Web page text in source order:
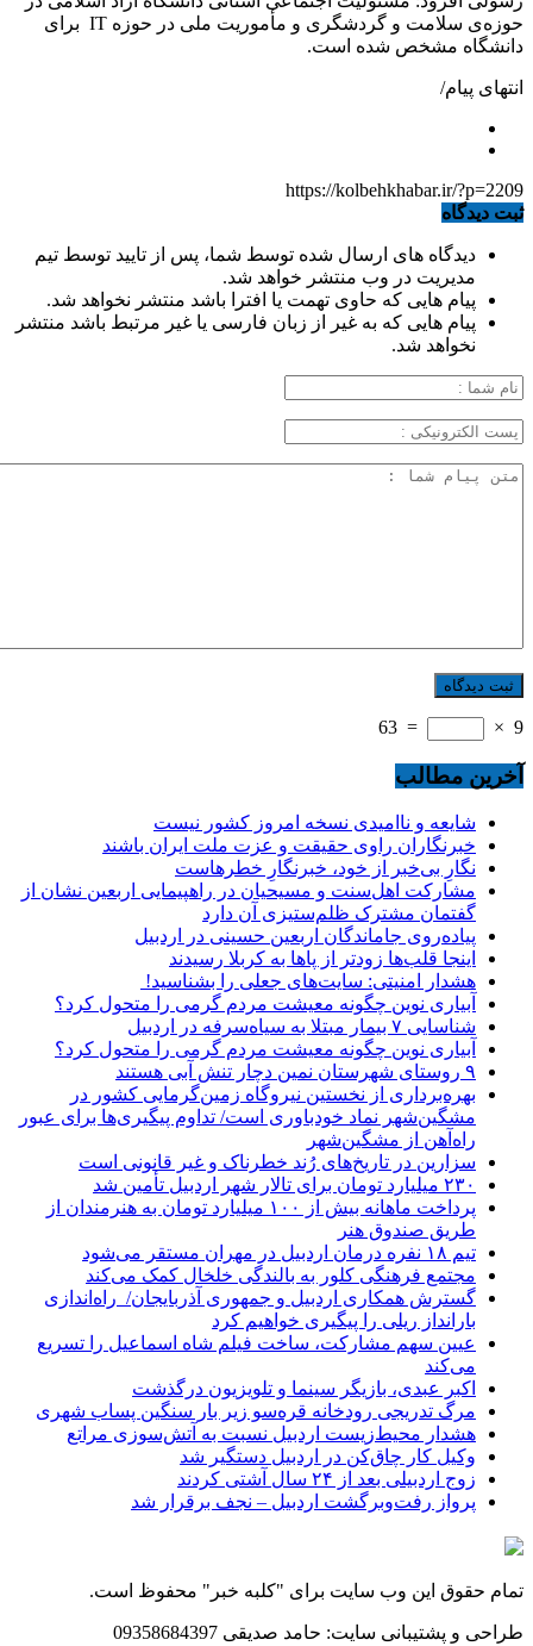
حوزه‌ی سلامت و گردشگری و مأموریت ملی در حوزه IT برای
دانشگاه مشخص شده است.
انتهای پیام/
https://kolbehkhabar.ir/?p=2209
ثبت دیدگاه
دیدگاه های ارسال شده توسط شما، پس از تایید توسط تیم
مدیریت در وب منتشر خواهد شد.
پیام هایی که حاوی تهمت یا افترا باشد منتشر نخواهد شد.
پیام هایی که به غیر از زبان فارسی یا غیر مرتبط باشد منتشر
نخواهد شد.
9
×
=
63
آخرین مطالب
شایعه و ناامیدی نسخه امروز کشور نیست
خبرنگاران راوی حقیقت و عزت ملت ایران باشند
نگارِ بی‌خبر از خود، خبرنگارِ خطرهاست
مشارکت اهل‌سنت و مسیحیان در راهپیمایی اربعین نشان از
گفتمان مشترک ظلم‌ستیزی آن دارد
پیاده‌روی جاماندگان اربعین حسینی در اردبیل
اینجا قلب‌ها زودتر از پاها به کربلا رسیدند
هشدار امنیتی: سایت‌های جعلی را بشناسید!
آبیاری نوین چگونه معیشت مردم گرمی را متحول کرد؟
شناسایی ۷ بیمار مبتلا به سیاه‌سرفه در اردبیل
آبیاری نوین چگونه معیشت مردم گرمی را متحول کرد؟
۹ روستای شهرستان نمین دچار تنش آبی هستند
بهره‌برداری از نخستین نیروگاه زمین‌گرمایی کشور در
مشگین‌شهر نماد خودباوری است/ تداوم پیگیری‌ها برای عبور
راه‌آهن از مشگین‌شهر
سزارین در تاریخ‌های رُند خطرناک و غیر قانونی است
۲۳۰ میلیارد تومان برای تالار شهر اردبیل تأمین شد
پرداخت ماهانه بیش از ۱۰۰ میلیارد تومان به هنرمندان از
طریق صندوق هنر
تیم ۱۸ نفره درمان اردبیل در مهران مستقر می‌شود
مجتمع فرهنگی کلور به بالندگی خلخال کمک می‌کند
گسترش همکاری اردبیل و جمهوری آذربایجان/ راه‌اندازی
بارانداز ریلی را پیگیری خواهیم کرد
عیین سهم مشارکت، ساخت فیلم شاه‌ اسماعیل را تسریع
می‌کند
اکبر عبدی، بازیگر سینما و تلویزیون درگذشت
مرگ تدریجی رودخانه قره‌سو زیر بار سنگین پساب شهری
هشدار محیط‌زیست اردبیل نسبت به آتش‌سوزی مراتع
وکیل کار چاق‌کن در اردبیل دستگیر شد
زوج اردبیلی بعد از ۲۴ سال آشتی کردند
پرواز رفت‌وبرگشت اردبیل – نجف برقرار شد
تمام حقوق این وب سایت برای "کلبه خبر" محفوظ است.
طراحی و پشتیبانی سایت: حامد صدیقی 09358684397